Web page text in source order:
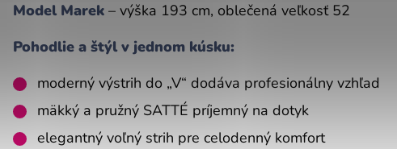
Model Marek – výška 193 cm, oblečená veľkosť 52
Pohodlie a štýl v jednom kúsku:
moderný výstrih do „V“ dodáva profesionálny vzhľad
mäkký a pružný SATTÉ príjemný na dotyk
elegantný voľný strih pre celodenný komfort